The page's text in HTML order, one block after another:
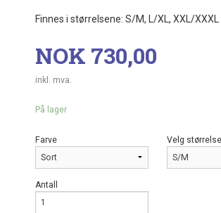
Finnes i størrelsene: S/M, L/XL, XXL/XXXL
Pris
NOK 730,00
inkl. mva.
På lager
Farve Velg størrelse
Antall